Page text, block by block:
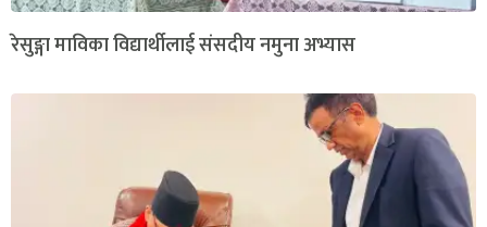
रेसुङ्गा माविका विद्यार्थीलाई संसदीय नमुना अभ्यास